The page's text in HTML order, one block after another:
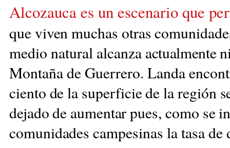
Alcozauca es un escenario que
que viven muchas otras
medio natural alcanza actualmente
Montaña de Guerrero. Landa
ciento de la superficie de la región
dejadode aumentar pues, como se
comunidadescampesinas la tasa